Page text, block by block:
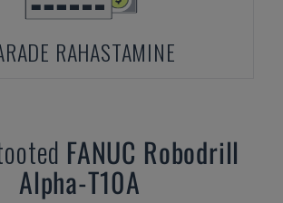
RAHASTAMINE
FANUC Robodrill
Alpha-T10A